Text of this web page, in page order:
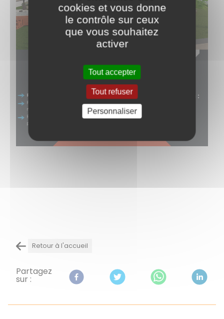
Retour à l'accueil
Partagez
sur :
cookies et vous donne
le contrôle sur ceux
que vous souhaitez
activer
Tout accepter
Tout refuser
Personnaliser